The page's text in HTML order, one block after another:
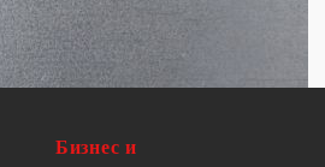
Бизнес и